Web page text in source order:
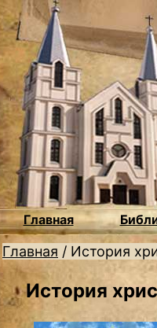
Главная
Главная / История
История